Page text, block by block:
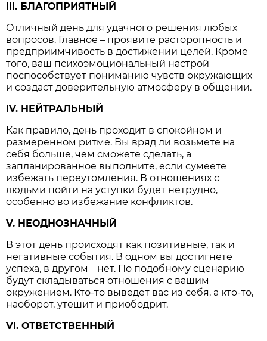
III. БЛАГОПРИЯТНЫЙ
Отличный день для удачного решения любых
вопросов. Главное – проявите расторопность и
предприимчивость в достижении целей. Кроме
того, ваш психоэмоциональный настрой
поспособствует пониманию чувств окружающих
и создаст доверительную атмосферу в общении.
IV. НЕЙТРАЛЬНЫЙ
Как правило, день проходит в спокойном и
размеренном ритме. Вы вряд ли возьмете на
себя больше, чем сможете сделать, а
запланированное выполните, если сумеете
избежать переутомления. В отношениях с
людьми пойти на уступки будет нетрудно,
особенно во избежание конфликтов.
V. НЕОДНОЗНАЧНЫЙ
В этот день происходят как позитивные, так и
негативные события. В одном вы достигнете
успеха, в другом– нет. По подобному сценарию
будут складываться отношения с вашим
окружением. Кто-то выведет вас из себя, а кто-то,
наоборот, утешит и приободрит.
VI. ОТВЕТСТВЕННЫЙ